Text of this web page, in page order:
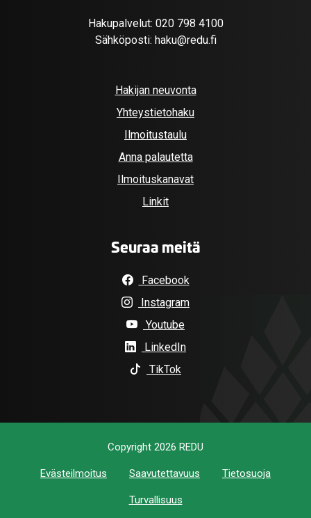
Hakupalvelut: 020 798 4100
Sähköposti: haku@redu.fi
Hakijan neuvonta
Yhteystietohaku
Ilmoitustaulu
Anna palautetta
Ilmoituskanavat
Linkit
Seuraa meitä
Facebook
Instagram
Youtube
LinkedIn
TikTok
Copyright 2026 REDU
Evästeilmoitus Saavutettavuus Tietosuoja
Turvallisuus